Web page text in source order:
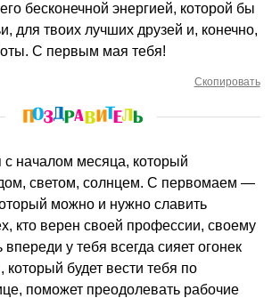
бесконечной энергией, которой бы
для твоих лучших друзей и, конечно,
С первым мая тебя!
Скопировать
светом, солнцем. С первомаем —
можно и нужно славить
кто верен своей профессии, своему
у тебя всегда сияет огонек
будет вести тебя по
поможет преодолевать рабочие